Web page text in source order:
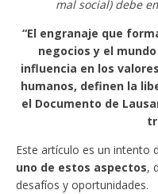
mal social) debe
“El engranaje que
negocios y el
influencia en los
humanos, definen la
el Documento de
Este artículo es un intento
uno de estos aspectos,
desafíos y oportunidades.